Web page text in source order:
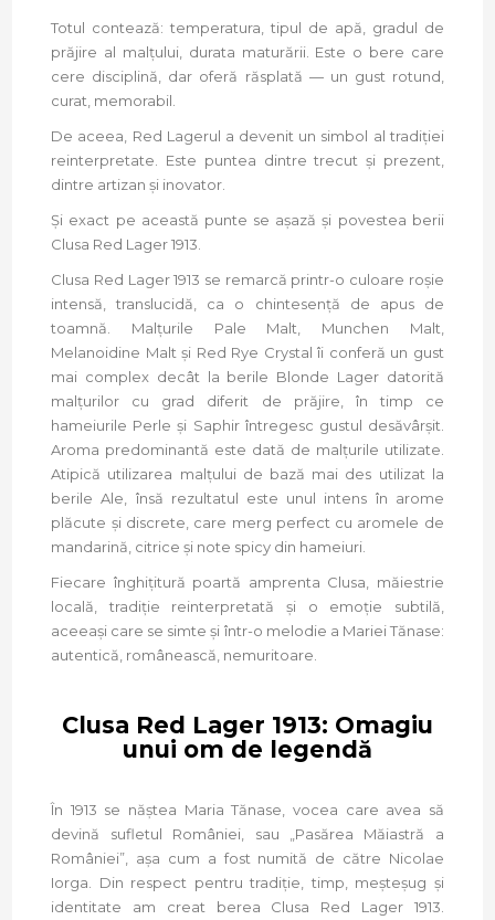
Totul contează: temperatura, tipul de apă, gradul de
prăjire al malțului, durata maturării. Este o bere care
cere disciplină, dar oferă răsplată — un gust rotund,
curat, memorabil.
De aceea, Red Lagerul a devenit un simbol al tradiției
reinterpretate. Este puntea dintre trecut și prezent,
dintre artizan și inovator.
Și exact pe această punte se așază și povestea berii
Clusa Red Lager 1913.
Clusa Red Lager 1913 se remarcă printr-o culoare roșie
intensă, translucidă, ca o chintesență de apus de
toamnă. Malțurile Pale Malt, Munchen Malt,
Melanoidine Malt și Red Rye Crystal îi conferă un gust
mai complex decât la berile Blonde Lager datorită
malțurilor cu grad diferit de prăjire, în timp ce
hameiurile Perle și Saphir întregesc gustul desăvârșit.
Aroma predominantă este dată de malțurile utilizate.
Atipică utilizarea malțului de bază mai des utilizat la
berile Ale, însă rezultatul este unul intens în arome
plăcute și discrete, care merg perfect cu aromele de
mandarină, citrice și note spicy din hameiuri.
Fiecare înghițitură poartă amprenta Clusa, măiestrie
locală, tradiție reinterpretată și o emoție subtilă,
aceeași care se simte și într-o melodie a Mariei Tănase:
autentică, românească, nemuritoare.
Clusa Red Lager 1913: Omagiu
unui om de legendă
În 1913 se năștea Maria Tănase, vocea care avea să
devină sufletul României, sau „Pasărea Măiastră a
României”, așa cum a fost numită de către Nicolae
Iorga. Din respect pentru tradiție, timp, meșteșug și
identitate am creat berea Clusa Red Lager 1913.